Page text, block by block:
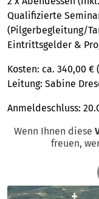
Qualifizierte
(Pilgerbegleitung/
Eintrittsgelder &
Kosten: ca. 340,00 €
Leitung: Sabine
Anmeldeschluss:
Wenn Ihnen diese
freuen,